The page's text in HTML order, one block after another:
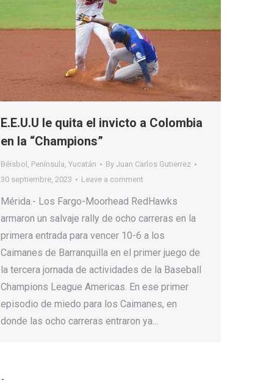
E.E.U.U le quita el invicto a Colombia
en la “Champions”
Béisbol , Península, Yucatán By Juan Carlos Gutierrez
30 septiembre, 2023
Leave a comment
Mérida.- Los Fargo-Moorhead RedHawks
armaron un salvaje rally de ocho carreras en la
primera entrada para vencer 10-6 a los
Caimanes de Barranquilla en el primer juego de
la tercera jornada de actividades de la Baseball
Champions League Americas. En ese primer
episodio de miedo para los Caimanes, en
donde las ocho carreras entraron ya…